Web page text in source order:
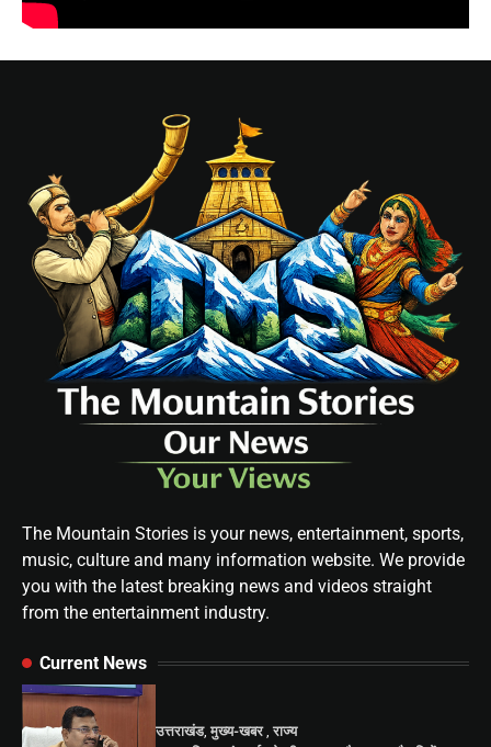
The Mountain Stories is your news, entertainment, sports,
music, culture and many information website. We provide
you with the latest breaking news and videos straight
from the entertainment industry.
Current News
उत्तराखंड,मुख्य-खबर ,राज्य